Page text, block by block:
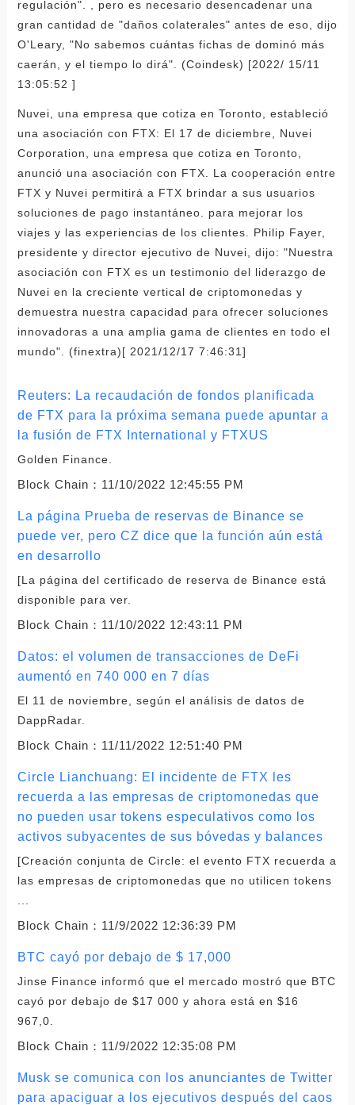
regulación". , pero es necesario desencadenar una
gran cantidad de "daños colaterales" antes de eso, dijo
O'Leary, "No sabemos cuántas fichas de dominó más
caerán, y el tiempo lo dirá". (Coindesk) [2022/ 15/11
13:05:52 ]
Nuvei, una empresa que cotiza en Toronto, estableció
una asociación con FTX: El 17 de diciembre, Nuvei
Corporation, una empresa que cotiza en Toronto,
anunció una asociación con FTX. La cooperación entre
FTX y Nuvei permitirá a FTX brindar a sus usuarios
soluciones de pago instantáneo. para mejorar los
viajes y las experiencias de los clientes. Philip Fayer,
presidente y director ejecutivo de Nuvei, dijo: "Nuestra
asociación con FTX es un testimonio del liderazgo de
Nuvei en la creciente vertical de criptomonedas y
demuestra nuestra capacidad para ofrecer soluciones
innovadoras a una amplia gama de clientes en todo el
mundo". (finextra)[ 2021/12/17 7:46:31]
Reuters: La recaudación de fondos planificada
de FTX para la próxima semana puede apuntar a
la fusión de FTX International y FTXUS
Golden Finance.
Block Chain： 11/10/2022 12:45:55 PM
La página Prueba de reservas de Binance se
puede ver, pero CZ dice que la función aún está
en desarrollo
[La página del certificado de reserva de Binance está
disponible para ver.
Block Chain： 11/10/2022 12:43:11 PM
Datos: el volumen de transacciones de DeFi
aumentó en 740 000 en 7 días
El 11 de noviembre, según el análisis de datos de
DappRadar.
Block Chain： 11/11/2022 12:51:40 PM
Circle Lianchuang: El incidente de FTX les
recuerda a las empresas de criptomonedas que
no pueden usar tokens especulativos como los
activos subyacentes de sus bóvedas y balances
[Creación conjunta de Circle: el evento FTX recuerda a
las empresas de criptomonedas que no utilicen tokens
Block Chain： 11/9/2022 12:36:39 PM
BTC cayó por debajo de $ 17,000
Jinse Finance informó que el mercado mostró que BTC
cayó por debajo de $17 000 y ahora está en $16
967,0.
Block Chain： 11/9/2022 12:35:08 PM
Musk se comunica con los anunciantes de Twitter
para apaciguar a los ejecutivos después del caos